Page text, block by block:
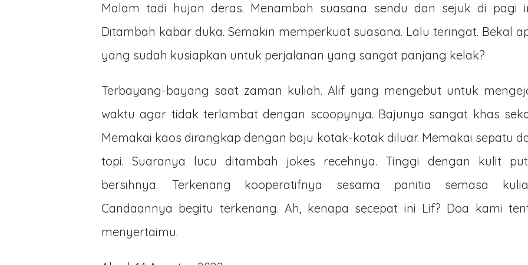
Malam tadi hujan deras. Menambah suasana sendu dan sejuk di pagi
Ditambah kabar duka. Semakin memperkuat suasana. Lalu teringat. Bekal
yang sudah kusiapkan untuk perjalanan yang sangat panjang kelak?
Terbayang-bayang saat zaman kuliah. Alif yang mengebut untuk
waktu agar tidak terlambat dengan scoopynya. Bajunya sangat khas
Memakai kaos dirangkap dengan baju kotak-kotak diluar. Memakai sepatu
topi. Suaranya lucu ditambah jokes recehnya. Tinggi dengan kulit
bersihnya. Terkenang kooperatifnya sesama panitia semasa
Candaannya begitu terkenang. Ah, kenapa secepat ini Lif? Doa kami
menyertaimu.